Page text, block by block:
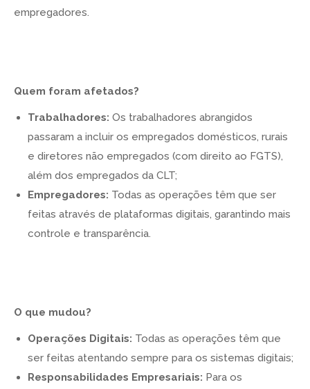
empregadores.
Quem foram afetados?
Trabalhadores: Os trabalhadores abrangidos
passaram a incluir os empregados domésticos, rurais
e diretores não empregados (com direito ao FGTS),
além dos empregados da CLT;
Empregadores: Todas as operações têm que ser
feitas através de plataformas digitais, garantindo mais
controle e transparência.
O que mudou?
Operações Digitais: Todas as operações têm que
ser feitas atentando sempre para os sistemas digitais;
Responsabilidades Empresariais: Para os